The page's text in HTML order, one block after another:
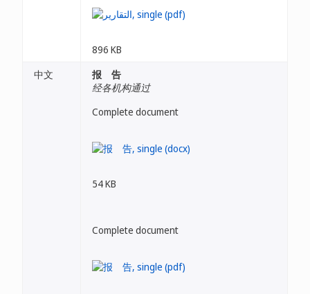
896 KB
中文
报 告
经各机构通过
Complete document
54 KB
Complete document